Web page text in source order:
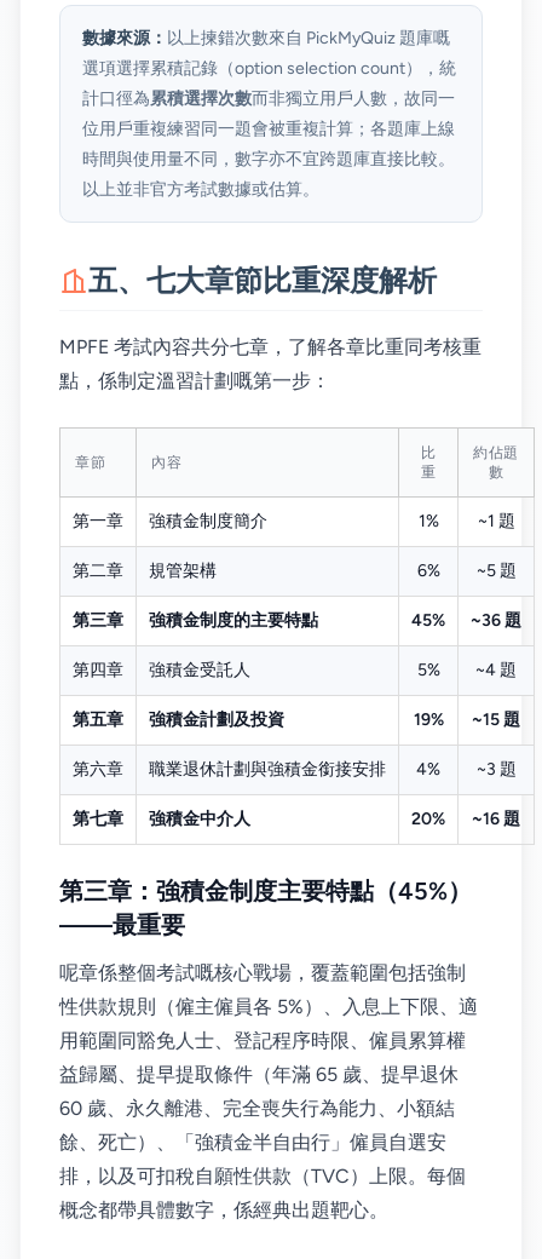
數據來源： 以上揀錯次數來自 PickMyQuiz 題庫嘅
選項選擇累積記錄（option selection count），統
計口徑為累積選擇次數而非獨立用戶人數，故同一
位用戶重複練習同一題會被重複計算；各題庫上線
時間與使用量不同，數字亦不宜跨題庫直接比較。
以上並非官方考試數據或估算。
五、七大章節比重深度解析
MPFE 考試內容共分七章，了解各章比重同考核重
點，係制定溫習計劃嘅第一步：
章節 內容
比
重
約佔題
數
第一章 強積金制度簡介 1% ~1 題
第二章 規管架構 6% ~5 題
第三章 強積金制度的主要特點 45% ~36 題
第四章 強積金受託人 5% ~4 題
第五章 強積金計劃及投資 19% ~15 題
第六章 職業退休計劃與強積金銜接安排 4% ~3 題
第七章 強積金中介人 20% ~16 題
第三章：強積金制度主要特點（45%）
——最重要
呢章係整個考試嘅核心戰場，覆蓋範圍包括強制
性供款規則（僱主僱員各 5%）、入息上下限、適
用範圍同豁免人士、登記程序時限、僱員累算權
益歸屬、提早提取條件（年滿 65 歲、提早退休
60 歲、永久離港、完全喪失行為能力、小額結
餘、死亡）、「強積金半自由行」僱員自選安
排，以及可扣稅自願性供款（TVC）上限。每個
概念都帶具體數字，係經典出題靶心。